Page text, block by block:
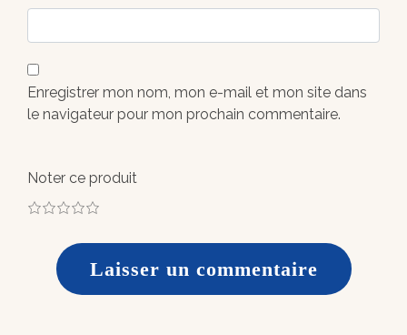
Enregistrer mon nom, mon e-mail et mon site dans
le navigateur pour mon prochain commentaire.
Noter ce produit
5
4
3
2